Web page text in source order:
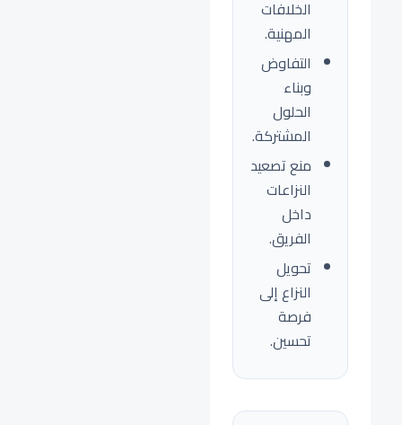
الخلافات
المهنية.
التفاوض
وبناء
الحلول
المشتركة.
منع تصعيد
النزاعات
داخل
الفريق.
تحويل
النزاع إلى
فرصة
تحسين.